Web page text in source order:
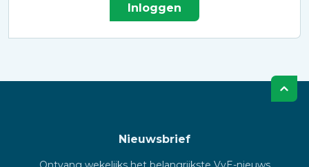
Inloggen
Nieuwsbrief